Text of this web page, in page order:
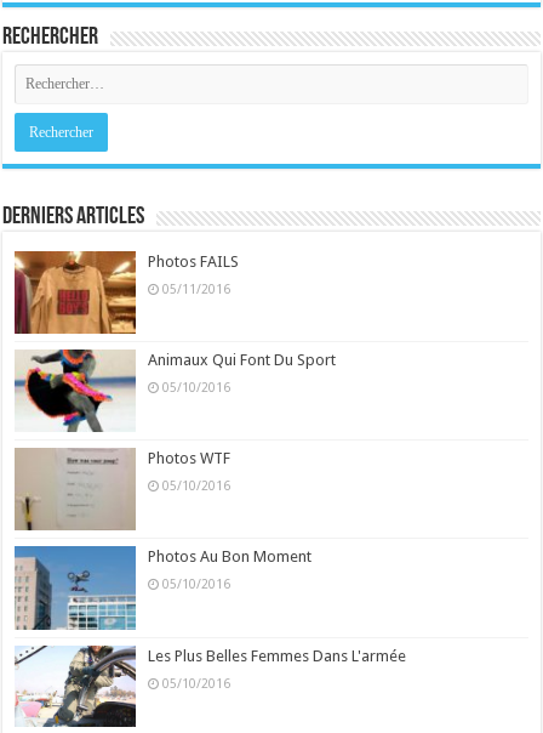
Rechercher
Derniers Articles
Photos FAILS
05/11/2016
Animaux Qui Font Du Sport
05/10/2016
Photos WTF
05/10/2016
Photos Au Bon Moment
05/10/2016
Les Plus Belles Femmes Dans L'armée
05/10/2016